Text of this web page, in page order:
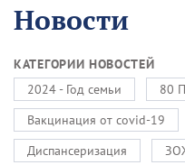
Новости
КАТЕГОРИИ НОВОСТЕЙ
2024 - Год семьи
80
Вакцинация от covid-19
Диспансеризация